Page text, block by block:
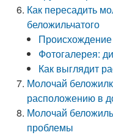
Как пересадить
беложильчатого
Фотогалерея:
Как выглядит
Молочай
расположению в
Молочай
проблемы